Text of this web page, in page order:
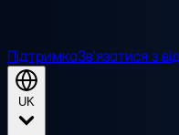
ПідтримкаЗв'язатися з
UK